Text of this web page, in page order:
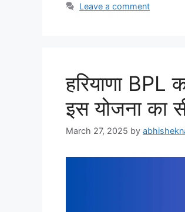
Leave a comment
हरियाणा BPL
इस योजना का
March 27, 2025 by